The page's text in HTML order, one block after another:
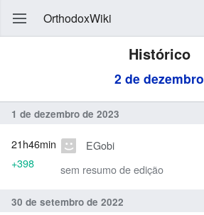
OrthodoxWiki
Histórico
2 de dezembro
1 de dezembro de 2023
EGobi
sem resumo de edição
21h46min
+398
30 de setembro de 2022